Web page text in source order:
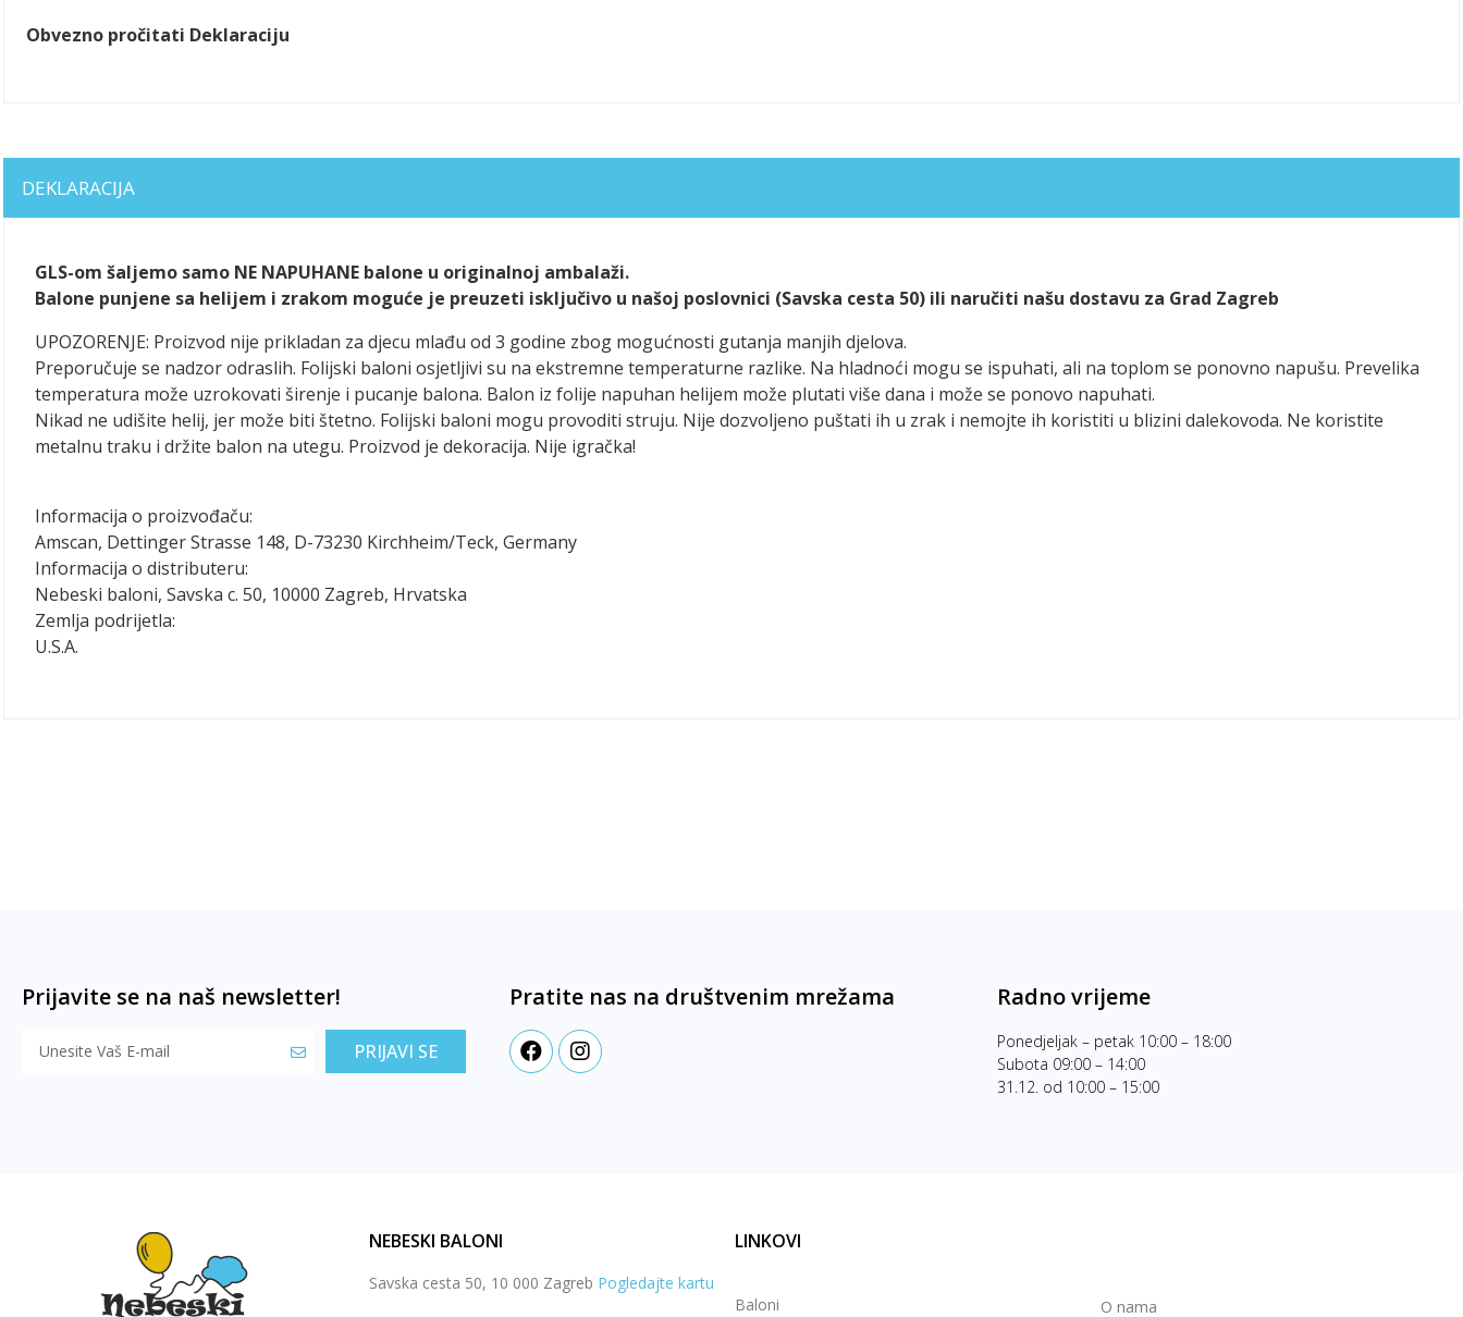
Obvezno pročitati Deklaraciju
DEKLARACIJA
GLS-om šaljemo samo NE NAPUHANE balone u originalnoj ambalaži.
Balone punjene sa helijem i zrakom moguće je preuzeti isključivo u našoj poslovnici (Savska cesta 50) ili naručiti našu dostavu za Grad Zagreb
UPOZORENJE: Proizvod nije prikladan za djecu mlađu od 3 godine zbog mogućnosti gutanja manjih djelova.
Preporučuje se nadzor odraslih. Folijski baloni osjetljivi su na ekstremne temperaturne razlike. Na hladnoći mogu se ispuhati, ali na toplom se ponovno napušu. Prevelika
temperatura može uzrokovati širenje i pucanje balona. Balon iz folije napuhan helijem može plutati više dana i može se ponovo napuhati.
Nikad ne udišite helij, jer može biti štetno. Folijski baloni mogu provoditi struju. Nije dozvoljeno puštati ih u zrak i nemojte ih koristiti u blizini dalekovoda. Ne koristite
metalnu traku i držite balon na utegu. Proizvod je dekoracija. Nije igračka!
Informacija o proizvođaču:
Amscan, Dettinger Strasse 148, D-73230 Kirchheim/Teck, Germany
Informacija o distributeru:
Nebeski baloni, Savska c. 50, 10000 Zagreb, Hrvatska
Zemlja podrijetla:
U.S.A.
Prijavite se na naš newsletter!
PRIJAVI SE
Pratite nas na društvenim mrežama Radno vrijeme
Ponedjeljak – petak 10:00 – 18:00
Subota 09:00 – 14:00
31.12. od 10:00 – 15:00
NEBESKI BALONI
Savska cesta 50, 10 000 Zagreb Pogledajte kartu
LINKOVI
Baloni
O nama